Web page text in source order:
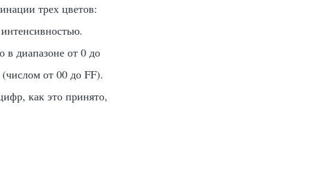
трех цветов:
в диапазоне от 0 до
от 00 до FF).
как это принято,